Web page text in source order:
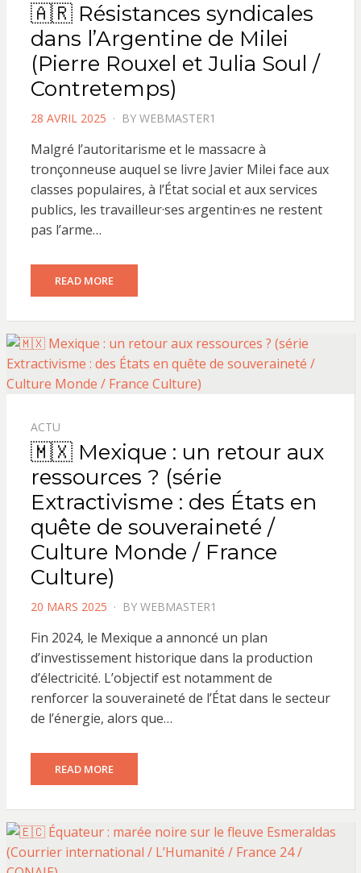
🇦🇷 Résistances syndicales
dans l’Argentine de Milei
(Pierre Rouxel et Julia Soul /
Contretemps)
POSTED
28 AVRIL 2025 BY WEBMASTER1
Malgré l’autoritarisme et le massacre à
tronçonneuse auquel se livre Javier Milei face aux
classes populaires, à l’État social et aux services
publics, les travailleur·ses argentin·es ne restent
pas l’arme…
READ MORE
ACTU
🇲🇽 Mexique : un retour aux
ressources ? (série
Extractivisme : des États en
quête de souveraineté /
Culture Monde / France
Culture)
POSTED
20 MARS 2025 BY WEBMASTER1
Fin 2024, le Mexique a annoncé un plan
d’investissement historique dans la production
d’électricité. L’objectif est notamment de
renforcer la souveraineté de l’État dans le secteur
de l’énergie, alors que…
READ MORE